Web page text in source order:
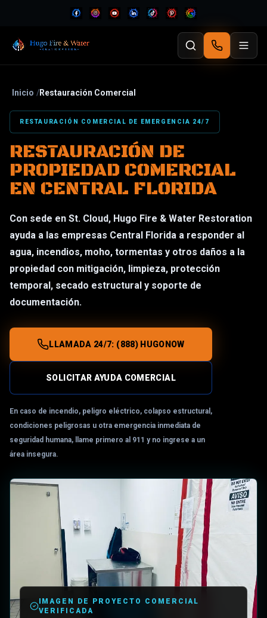
Inicio /Restauración Comercial
RESTAURACIÓN COMERCIAL DE EMERGENCIA 24/7
RESTAURACIÓN DE
PROPIEDAD COMERCIAL
EN CENTRAL FLORIDA
Con sede en St. Cloud, Hugo Fire & Water Restoration
ayuda a las empresas Central Florida a responder al
agua, incendios, moho, tormentas y otros daños a la
propiedad con mitigación, limpieza, protección
temporal, secado estructural y soporte de
documentación.
LLAMADA 24/7: (888) HUGONOW
SOLICITAR AYUDA COMERCIAL
En caso de incendio, peligro eléctrico, colapso estructural,
condiciones peligrosas u otra emergencia inmediata de
seguridad humana, llame primero al 911 y no ingrese a un
área insegura.
IMAGEN DE PROYECTO COMERCIAL
VERIFICADA